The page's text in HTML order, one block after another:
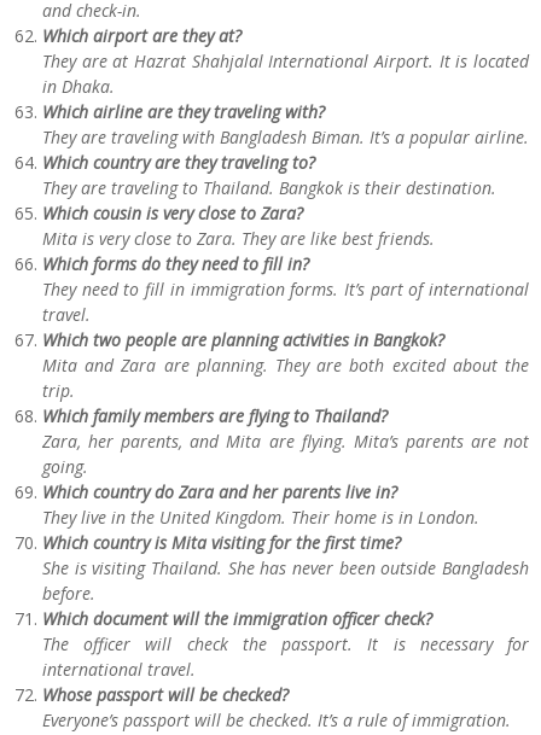
and check-in.
Which airport are they at?
They are at Hazrat Shahjalal International Airport. It is located
in Dhaka.
Which airline are they traveling with?
They are traveling with Bangladesh Biman. It’s a popular airline.
Which country are they traveling to?
They are traveling to Thailand. Bangkok is their destination.
Which cousin is very close to Zara?
Mita is very close to Zara. They are like best friends.
Which forms do they need to fill in?
They need to fill in immigration forms. It’s part of international
travel.
Which two people are planning activities in Bangkok?
Mita and Zara are planning. They are both excited about the
trip.
Which family members are flying to Thailand?
Zara, her parents, and Mita are flying. Mita’s parents are not
going.
Which country do Zara and her parents live in?
They live in the United Kingdom. Their home is in London.
Which country is Mita visiting for the first time?
She is visiting Thailand. She has never been outside Bangladesh
before.
Which document will the immigration officer check?
The officer will check the passport. It is necessary for
international travel.
Whose passport will be checked?
Everyone’s passport will be checked. It’s a rule of immigration.